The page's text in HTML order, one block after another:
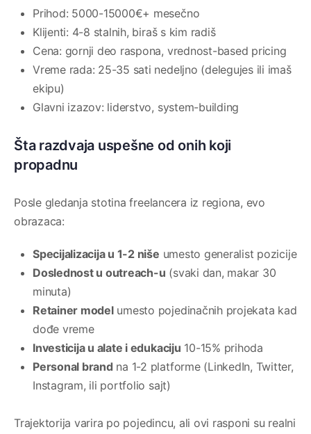
Prihod: 5000-15000€+ mesečno
Klijenti: 4-8 stalnih, biraš s kim radiš
Cena: gornji deo raspona, vrednost-based pricing
Vreme rada: 25-35 sati nedeljno (delegujes ili imaš
ekipu)
Glavni izazov: liderstvo, system-building
Šta razdvaja uspešne od onih koji
propadnu
Posle gledanja stotina freelancera iz regiona, evo
obrazaca:
Specijalizacija u 1-2 niše umesto generalist pozicije
Doslednost u outreach-u (svaki dan, makar 30
minuta)
Retainer modelumesto pojedinačnih projekata kad
dođe vreme
Investicija u alate i edukaciju 10-15% prihoda
Personal brand na 1-2 platforme (LinkedIn, Twitter,
Instagram, ili portfolio sajt)
Trajektorija varira po pojedincu, ali ovi rasponi su realni